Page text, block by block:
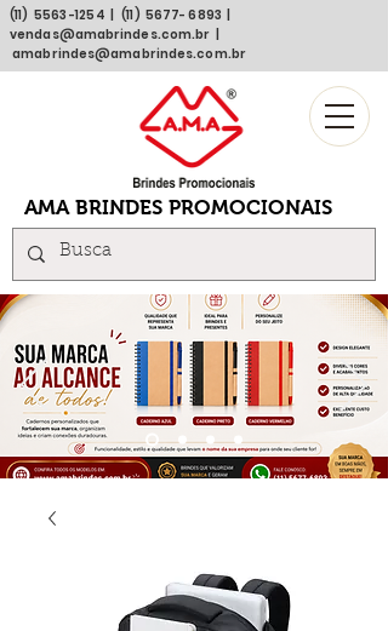
(11) 5563 -1254 | (11) 5677- 6893
vendas@amabrindes.com.br
amabrindes@amabrindes.com.br
AMA BRINDES PROMOCIONAIS